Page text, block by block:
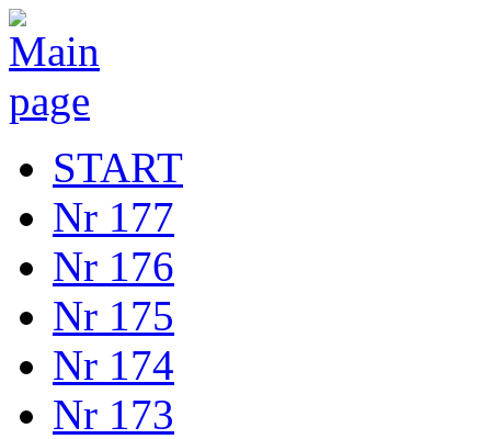
START
Nr 177
Nr 176
Nr 175
Nr 174
Nr 173